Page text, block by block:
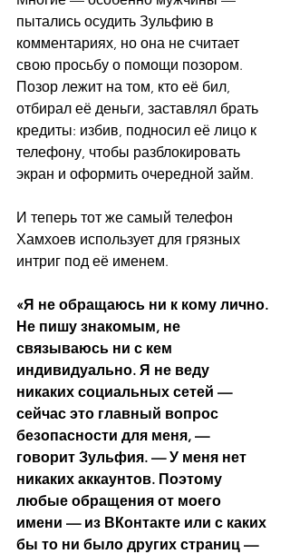
пытались осудить Зульфию в
комментариях, но она не считает
свою просьбу о помощи позором.
Позор лежит на том, кто её бил,
отбирал её деньги, заставлял брать
кредиты: избив, подносил её лицо к
телефону, чтобы разблокировать
экран и оформить очередной займ.
И теперь тот же самый телефон
Хамхоев использует для грязных
интриг под её именем.
«Я не обращаюсь ни к кому лично.
Не пишу знакомым, не
связываюсь ни с кем
индивидуально. Я не веду
никаких социальных сетей —
сейчас это главный вопрос
безопасности для меня, —
говорит Зульфия. — У меня нет
никаких аккаунтов. Поэтому
любые обращения от моего
имени — из ВКонтакте или с каких
бы то ни было других страниц —